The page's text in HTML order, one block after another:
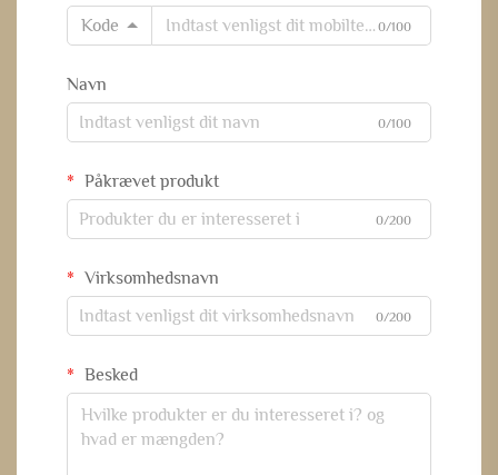
Kode
0/100
Navn
0/100
Påkrævet produkt
0/200
Virksomhedsnavn
0/200
Besked